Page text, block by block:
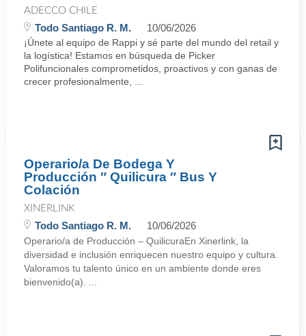
ADECCO CHILE
Todo Santiago R. M. 10/06/2026
¡Únete al equipo de Rappi y sé parte del mundo del retail y
la logística! Estamos en búsqueda de Picker
Polifuncionales comprometidos, proactivos y con ganas de
crecer profesionalmente, ...
Operario/a De Bodega Y
Producción ″ Quilicura ″ Bus Y
Colación
XINERLINK
Todo Santiago R. M. 10/06/2026
Operario/a de Producción – QuilicuraEn Xinerlink, la
diversidad e inclusión enriquecen nuestro equipo y cultura.
Valoramos tu talento único en un ambiente donde eres
bienvenido(a). ...